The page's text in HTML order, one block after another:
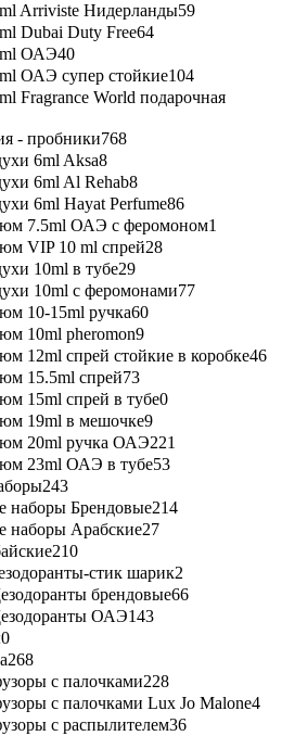
Arriviste Нидерланды59
Dubai Duty Free64
ОАЭ40
ОАЭ супер стойкие104
Fragrance World подарочная
- пробники768
6ml Aksa8
6ml Al Rehab8
6ml Hayat Perfume86
7.5ml ОАЭ с феромоном1
VIP 10 ml спрей28
10ml в тубе29
10ml с феромонами77
10-15ml ручка60
10ml pheromon9
12ml спрей стойкие в коробке46
15.5ml спрей73
15ml спрей в тубе0
19ml в мешочке9
20ml ручка ОАЭ221
23ml ОАЭ в тубе53
243
наборы Брендовые214
наборы Арабские27
210
стик шарик2
брендовые66
ОАЭ143
0
268
с палочками228
с палочками Lux Jo Malone4
с распылителем36